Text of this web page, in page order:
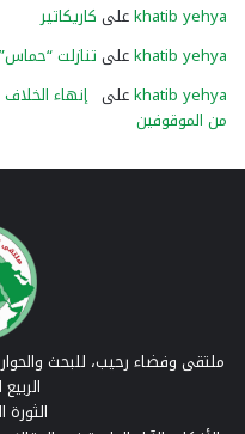
khatib yehyaعلى كاريكاتير
khatib yehyaعلى تنازلت
khatib yehyaعلى إنهاء
من الموقوفين
ملتقى وفضاء رحيب، للبحث